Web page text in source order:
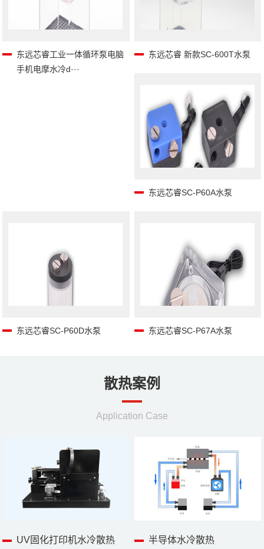
东远芯睿工业一体循环泵电脑
手机电摩水冷d···
东远芯睿 新款SC-600T水泵
东远芯睿SC-P60A水泵
东远芯睿SC-P60D水泵 东远芯睿SC-P67A水泵
散热案例
Application Case
UV固化打印机水冷散热
半导体水冷散热